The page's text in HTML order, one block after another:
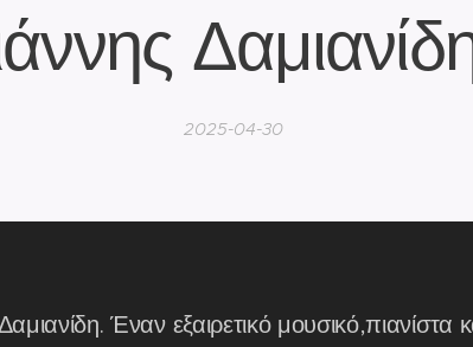
2025-04-30
Έναν εξαιρετικό μουσικό,πιανίστα